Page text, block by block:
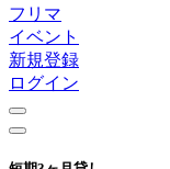
フリマ
イベント
新規登録
ログイン